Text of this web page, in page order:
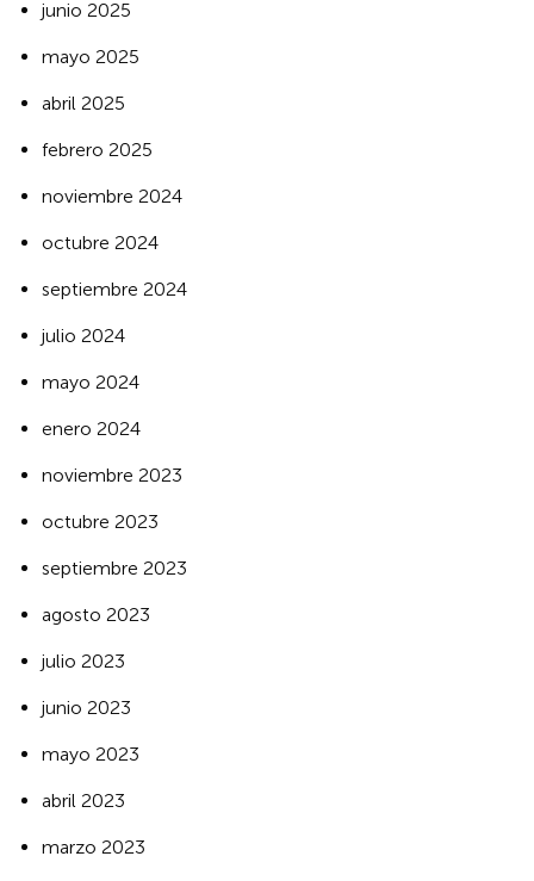
junio 2025
mayo 2025
abril 2025
febrero 2025
noviembre 2024
octubre 2024
septiembre 2024
julio 2024
mayo 2024
enero 2024
noviembre 2023
octubre 2023
septiembre 2023
agosto 2023
julio 2023
junio 2023
mayo 2023
abril 2023
marzo 2023